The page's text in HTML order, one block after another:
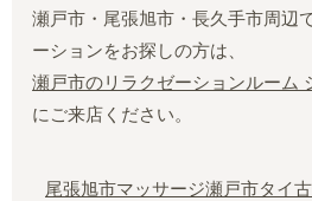
瀬戸市・尾張旭市・長久手市周辺
ーションをお探しの方は、
瀬戸市のリラクゼーションルーム
にご来店ください。
尾張旭市マッサージ瀬戸市タイ